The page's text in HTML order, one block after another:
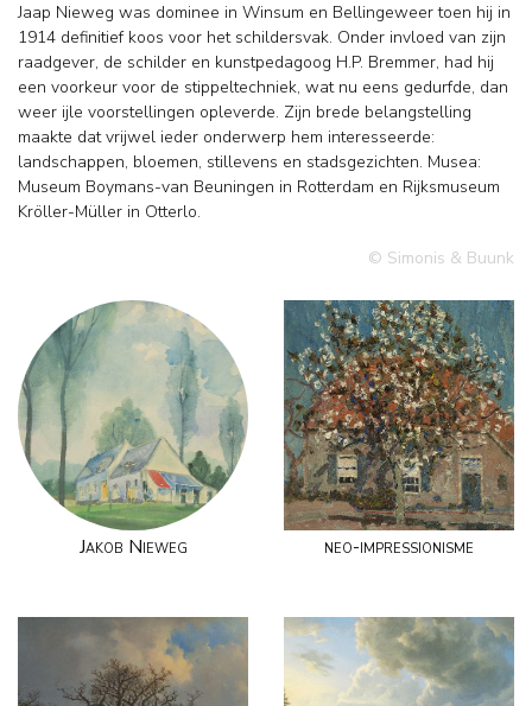
Jaap Nieweg was dominee in Winsum en Bellingeweer toen hij in
1914 definitief koos voor het schildersvak. Onder invloed van zijn
raadgever, de schilder en kunstpedagoog H.P. Bremmer, had hij
een voorkeur voor de stippeltechniek, wat nu eens gedurfde, dan
weer ijle voorstellingen opleverde. Zijn brede belangstelling
maakte dat vrijwel ieder onderwerp hem interesseerde:
landschappen, bloemen, stillevens en stadsgezichten. Musea:
Museum Boymans-van Beuningen in Rotterdam en Rijksmuseum
Kröller-Müller in Otterlo.
© Simonis & Buunk
Jakob Nieweg neo-impressionisme